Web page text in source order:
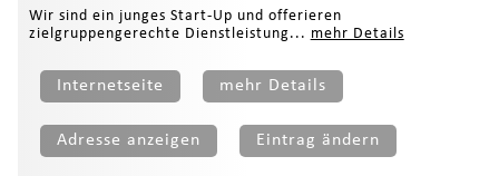
Wir sind ein junges Start-Up und offerieren
zielgruppengerechte Dienstleistung... mehr Details
Internetseite mehr Details
Adresse anzeigen Eintrag ändern